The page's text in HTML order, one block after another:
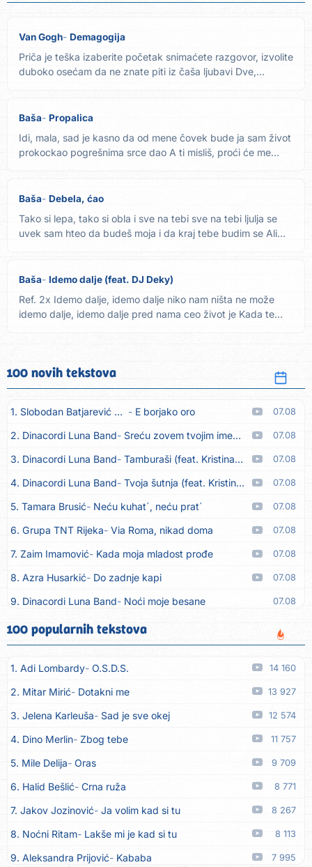
Van Gogh Demagogija
Priča je teška izaberite početak snimaćete razgovor, izvolite
duboko osećam da ne znate piti iz čaša ljubavi Dve,
Baša Propalica
Idi, mala, sad je kasno da od mene čovek bude ja sam život
prokockao pogrešnima srce dao A ti misliš, proći će me
Baša Debela, ćao
Tako si lepa, tako si obla i sve na tebi sve na tebi ljulja se
uvek sam hteo da budeš moja i da kraj tebe budim se Ali...
Baša Idemo dalje (feat. DJ Deky)
Ref. 2x Idemo dalje, idemo dalje niko nam ništa ne može
idemo dalje, idemo dalje pred nama ceo život je Kada te
100 novih tekstova
1. Slobodan Batjarević Čobe E borjako oro 07.08
2. Dinacordi Luna Band Sreću zovem tvojim imenom (feat. Kristina Smetko) 07.08
3. Dinacordi Luna Band Tamburaši (feat. Kristina Smetko) 07.08
4. Dinacordi Luna Band Tvoja šutnja (feat. Kristina Smetko) 07.08
5. Tamara Brusić Neću kuhat´, neću prat´ 07.08
6. Grupa TNT Rijeka Via Roma, nikad doma 07.08
7. Zaim Imamović Kada moja mladost prođe 07.08
8. Azra Husarkić Do zadnje kapi 07.08
9. Dinacordi Luna Band Noći moje besane 07.08
10. Pet za 5 Pozdravi mi Stubicu
11. Dinacordi Luna Band Anđeo moj 07.08
12. Vesna Kartuš Vrati se 07.08
13. Severina Pozovi me ti (Anksiozna) 06.08
14. Fidellio Summer Time 06.08
15. Tereza Kesovija Volim te 06.08
16. Ruswaj Sada znam, to je ljubav 06.08
17. Nemanja Panić Daj mu sve što si dala meni 06.08
18. Gustafi Imala je oči pospane 06.08
19. Marko Nedug Pjesma za tebe 06.08
20. Bruno Krajcar Pozitiva 06.08
100 popularnih tekstova
1. Adi Lombardy O.S.D.S. 14 160
2. Mitar Mirić Dotakni me 13 927
3. Jelena Karleuša Sad je sve okej 12 574
4. Dino Merlin Zbog tebe 11 757
5. Mile Delija Oras 9 709
6. Halid Bešlić Crna ruža 8 771
7. Jakov Jozinović Ja volim kad si tu 8 267
8. Noćni Ritam Lakše mi je kad si tu 8 113
9. Aleksandra Prijović Kababa 7 995